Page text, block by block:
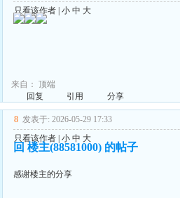
只看该作者 小 中 大
来自： 顶端
回复
引用 分享
8 发表于: 2026-05-29 17:33
只看该作者 小 中 大
回 楼主(88581000) 的帖子
感谢楼主的分享